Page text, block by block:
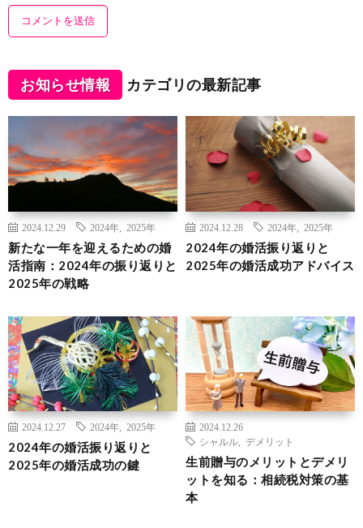
お知らせ情報 カテゴリの最新記事
2024.12.29 2024年 2025年
新たな一年を迎えるための婚
活指南：2024年の振り返りと
2025年の戦略
2024.12.28 2024年 2025年
2024年の婚活振り返りと
2025年の婚活成功アドバイス
2024.12.27 2024年 2025年
2024年の婚活振り返りと
2025年の婚活成功の鍵
2024.12.26
シャルル
デメリット
生前贈与のメリットとデメリ
ットを知る：相続税対策の基
本